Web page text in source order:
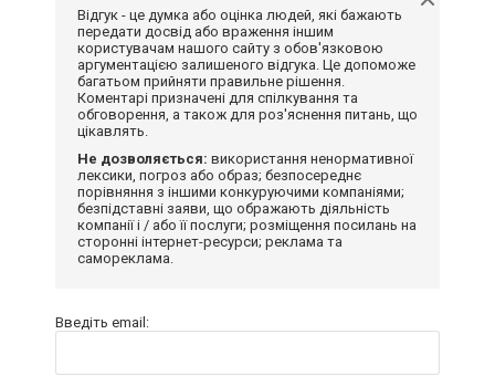
Відгук - це думка або оцінка людей, які бажають
передати досвід або враження іншим
користувачам нашого сайту з обов'язковою
аргументацією залишеного відгука. Це допоможе
багатьом прийняти правильне рішення.
Коментарі призначені для спілкування та
обговорення, а також для роз'яснення питань, що
цікавлять.
Не дозволяється: використання ненормативної
лексики, погроз або образ; безпосереднє
порівняння з іншими конкуруючими компаніями;
безпідставні заяви, що ображають діяльність
компанії і / або її послуги; розміщення посилань на
сторонні інтернет-ресурси; реклама та
самореклама.
Введіть email: